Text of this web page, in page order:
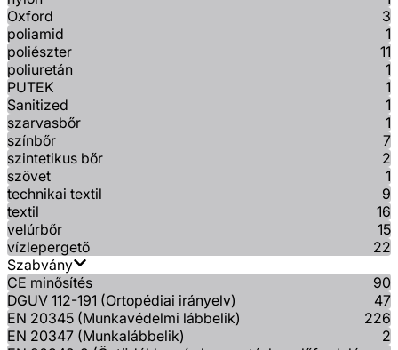
Oxford
3
poliamid
1
poliészter
11
poliuretán
1
PUTEK
1
Sanitized
1
szarvasbőr
1
színbőr
7
szintetikus bőr
2
szövet
1
technikai textil
9
textil
16
velúrbőr
15
vízlepergető
22
Szabvány
CE minősítés
90
DGUV 112-191 (Ortopédiai irányelv)
47
EN 20345 (Munkavédelmi lábbelik)
226
EN 20347 (Munkalábbelik)
2